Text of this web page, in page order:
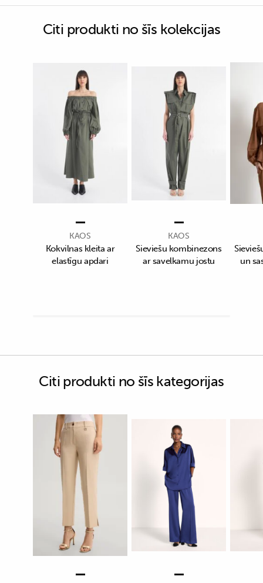
Citi produkti no šīs kolekcijas
KAOS
Kokvilnas kleita ar
elastīgu apdari
KAOS
Sieviešu kombinezons
ar savelkamu jostu
un
Citi produkti no šīs kategorijas